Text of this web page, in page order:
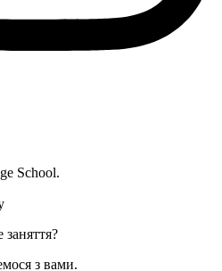
School.
заняття?
з вами.